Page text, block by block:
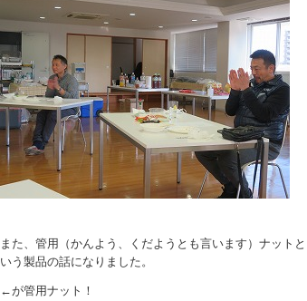
また、管用（かんよう、くだようとも言います）ナットと
いう製品の話になりました。
←が管用ナット！